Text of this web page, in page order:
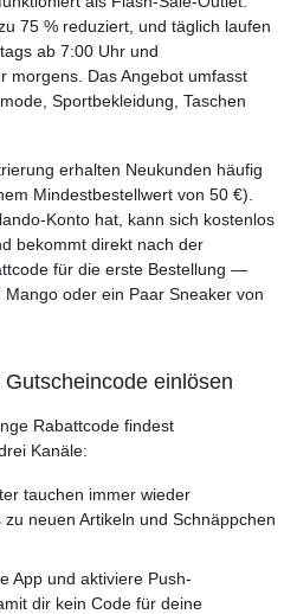
75 % reduziert, und täglich laufen
ab 7:00 Uhr und
morgens. Das Angebot umfasst
Sportbekleidung, Taschen
erhalten Neukunden häufig
Mindestbestellwert von 50 €).
Konto hat, kann sich kostenlos
bekommt direkt nach der
für die erste Bestellung —
oder ein Paar Sneaker von
einlösen
Rabattcode findest
Kanäle:
tauchen immer wieder
neuen Artikeln und Schnäppchen
App und aktiviere Push-
dir kein Code für deine